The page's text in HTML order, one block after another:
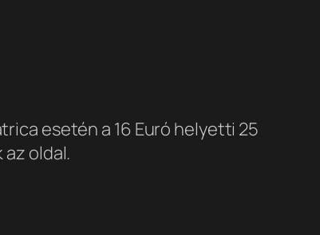
esetén a 16 Euró helyetti 25
oldal.